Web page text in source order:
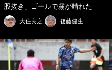
股抜き」ゴールで霧が晴れた
大住良之 後藤健生